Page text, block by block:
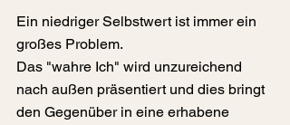
Ein niedriger Selbstwert ist immer ein
großes Problem.
Das "wahre Ich" wird unzureichend
nach außen präsentiert und dies bringt
den Gegenüber in eine erhabene